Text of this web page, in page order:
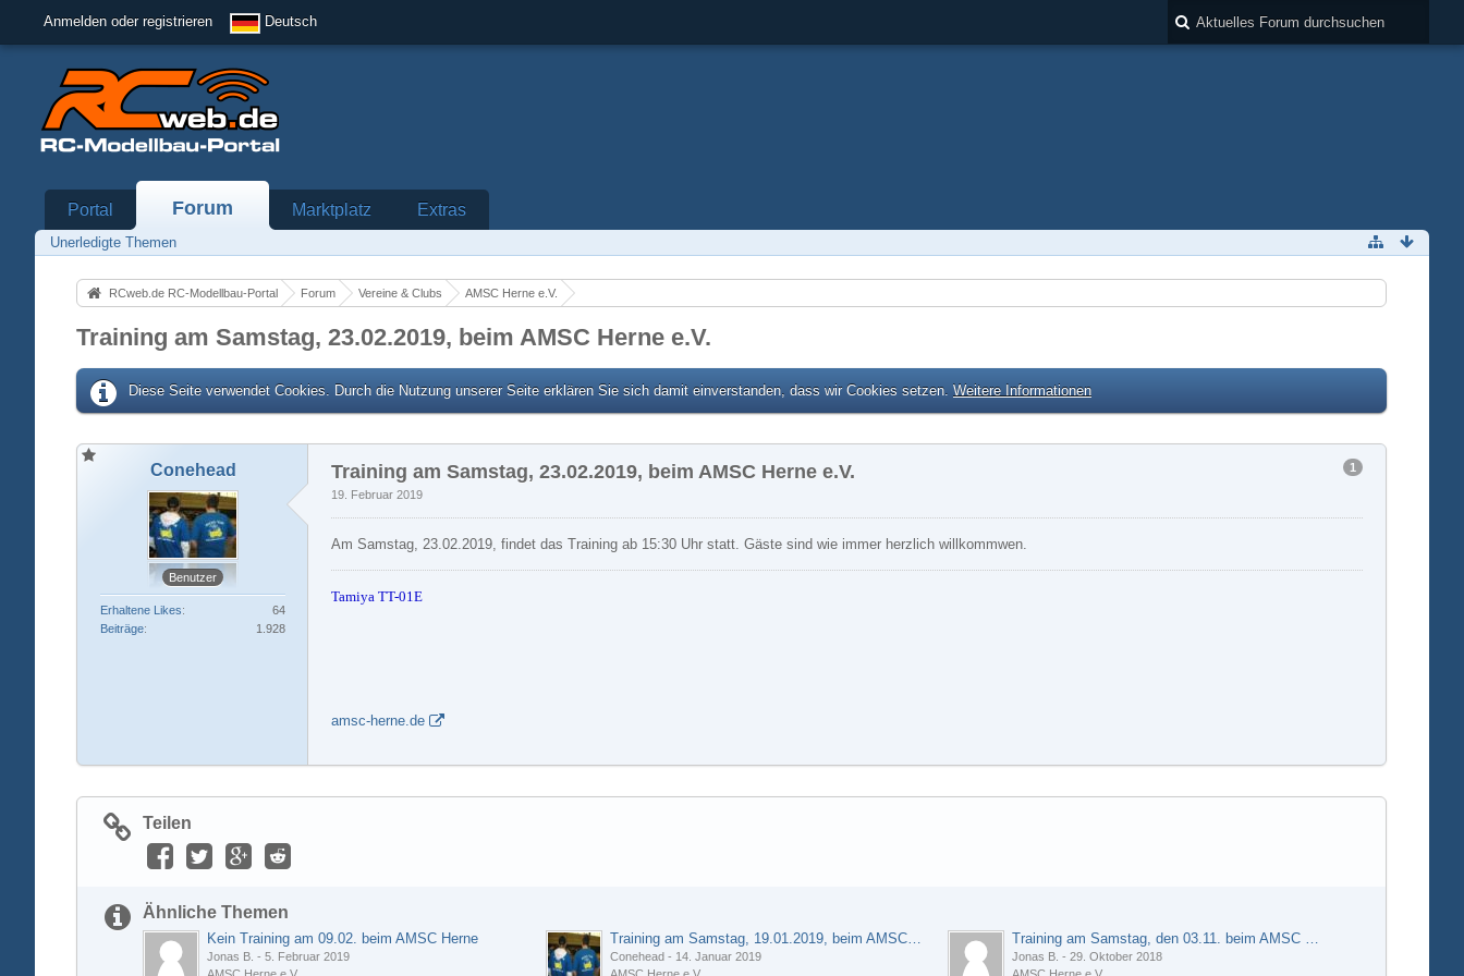
Anmelden oder registrieren Deutsch
Portal Forum Marktplatz Extras
Unerledigte Themen
RCweb.de RC-Modellbau-Portal Forum Vereine & Clubs AMSC Herne e.V.
Training am Samstag, 23.02.2019, beim AMSC Herne e.V.
Diese Seite verwendet Cookies. Durch die Nutzung unserer Seite erklären Sie sich damit einverstanden, dass wir Cookies setzen. Weitere Informationen
Conehead
Benutzer
Erhaltene Likes
64
Beiträge
1.928
1
Training am Samstag, 23.02.2019, beim AMSC Herne e.V.
19. Februar 2019
Am Samstag, 23.02.2019, findet das Training ab 15:30 Uhr statt. Gäste sind wie immer herzlich willkommwen.
Tamiya TT-01E
amsc-herne.de
Teilen
Ähnliche Themen
Kein Training am 09.02. beim AMSC Herne
Jonas B. - 5. Februar 2019
Training am Samstag, 19.01.2019, beim AMSC Herne e.V.
Conehead- 14. Januar 2019
Training am Samstag, den 03.11. beim AMSC Herne e.V.
Jonas B. -29. Oktober 2018